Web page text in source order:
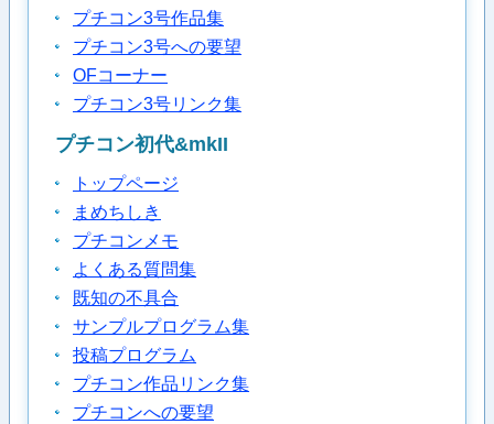
プチコン3号作品集
プチコン3号への要望
OFコーナー
プチコン3号リンク集
プチコン初代&mkII
トップページ
まめちしき
プチコンメモ
よくある質問集
既知の不具合
サンプルプログラム集
投稿プログラム
プチコン作品リンク集
プチコンへの要望